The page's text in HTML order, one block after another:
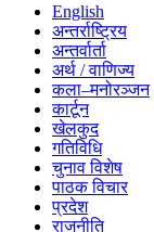
English
अन्तर्राष्ट्रिय
अन्तर्वार्ता
अर्थ / वाणिज्य
कला–मनोरञ्जन
कार्टून
खेलकुद
गतिविधि
चुनाव विशेष
पाठक विचार
प्रदेश
राजनीति